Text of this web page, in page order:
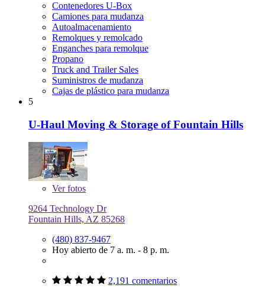
Contenedores U-Box
Camiones para mudanza
Autoalmacenamiento
Remolques y remolcado
Enganches para remolque
Propano
Truck and Trailer Sales
Suministros de mudanza
Cajas de plástico para mudanza
5
U-Haul Moving & Storage of Fountain Hills
Verfotos
9264 Technology Dr
Fountain Hills, AZ 85268
(480) 837-9467
Hoy abierto de 7 a. m. - 8 p. m.
2,191 comentarios